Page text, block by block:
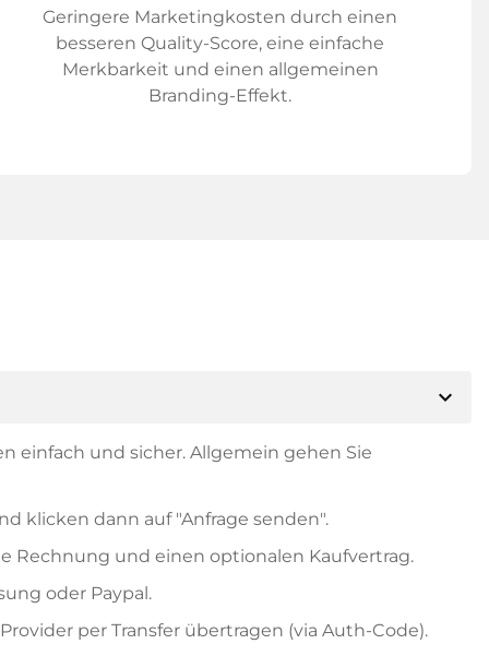
Geringere Marketingkosten durch einen
besseren Quality-Score, eine einfache
Merkbarkeit und einen allgemeinen
Branding-Effekt.
expand_more
einfach und sicher. Allgemein gehen Sie
klicken dann auf "Anfrage senden".
Rechnung und einen optionalen Kaufvertrag.
oder Paypal.
per Transfer übertragen (via Auth-Code).